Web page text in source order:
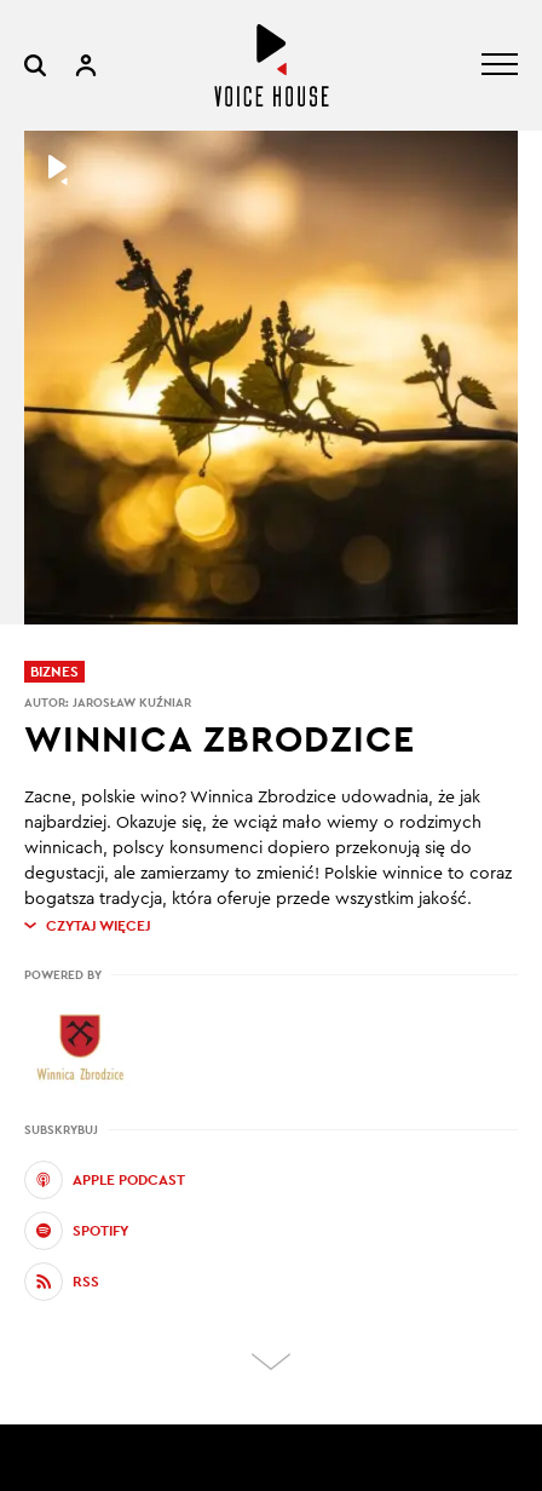
BIZNES
AUTOR: JAROSŁAW KUŹNIAR
WINNICA ZBRODZICE
Zacne, polskie wino? Winnica Zbrodzice udowadnia, że jak
najbardziej. Okazuje się, że wciąż mało wiemy o rodzimych
winnicach, polscy konsumenci dopiero przekonują się do
degustacji, ale zamierzamy to zmienić! Polskie winnice to coraz
bogatsza tradycja, która oferuje przede wszystkim jakość.
CZYTAJ WIĘCEJ
POWERED BY
SUBSKRYBUJ
APPLE PODCAST
SPOTIFY
RSS